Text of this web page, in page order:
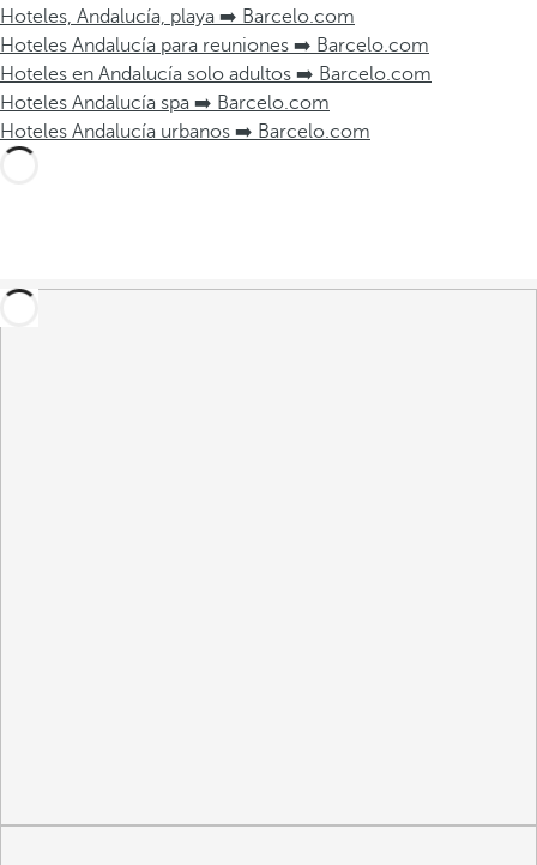
Hoteles, Andalucía, playa ➡️ Barcelo.com
Hoteles Andalucía para reuniones ➡️ Barcelo.com
Hoteles en Andalucía solo adultos ➡️ Barcelo.com
Hoteles Andalucía spa ➡️ Barcelo.com
Hoteles Andalucía urbanos ➡️ Barcelo.com